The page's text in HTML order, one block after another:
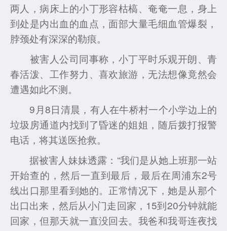
两人，病床上的小丁形容枯槁、奄奄一息，身上
到处是内出血的血点，面部大量毛细血管爆裂，
脖颈处有深深的勒痕。
被害人公司同事称，小丁平时乐观开朗、青
春活泼、工作努力、喜欢旅游，无法想像竟然会
遭遇如此不测。
9月8日清晨，有人在牛桥村一个小学边上的
垃圾房通道内找到了昏迷的姐姐，随后拨打报警
电话，将其送医抢救。
据被害人妹妹透露：“我们是从她上班那一站
开始查的，然后一直到最后，最后在周浦东2号
线出口那里看到她的。正常情况下，她是从那个
出口出来，然后从小门走回家，15到20分钟就能
回家，但那天就一直没回去。我爸和我哥连夜找